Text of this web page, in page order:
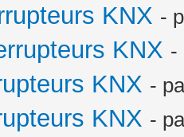
KNX -
KNX -
KNX -
KNX -